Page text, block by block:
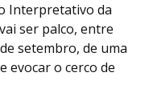
Interpretativo da
ser palco, entre
setembro, de uma
evocar o cerco de